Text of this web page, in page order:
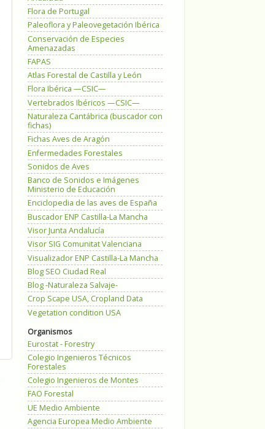
Flora de Portugal
Paleoflora y Paleovegetación Ibérica
Conservación de Especies
Amenazadas
FAPAS
Atlas Forestal de Castilla y León
Flora Ibérica —CSIC—
Vertebrados Ibéricos —CSIC—
Naturaleza Cantábrica (buscador con
fichas)
Fichas Aves de Aragón
Enfermedades Forestales
Sonidos de Aves
Banco de Sonidos e Imágenes
Ministerio de Educación
Enciclopedia de las aves de España
Buscador ENP Castilla-La Mancha
Visor Junta Andalucía
Visor SIG Comunitat Valenciana
Visualizador ENP Castilla-La Mancha
Blog SEO Ciudad Real
Blog -Naturaleza Salvaje-
Crop Scape USA, Cropland Data
Vegetation condition USA
Organismos
Eurostat - Forestry
Colegio Ingenieros Técnicos
Forestales
Colegio Ingenieros de Montes
FAO Forestal
UE Medio Ambiente
Agencia Europea Medio Ambiente